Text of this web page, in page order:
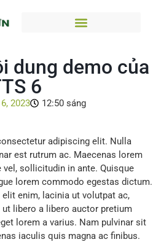
dung demo của
6
2023 12:50 sáng
adipiscing elit. Nulla
est rutrum ac. Maecenas lorem
sollicitudin in ante. Quisque
lorem commodo egestas dictum.
enim, lacinia ut volutpat ac,
libero a libero auctor pretium
lorem a varius. Nam pulvinar sit
iaculis quis magna ac finibus.